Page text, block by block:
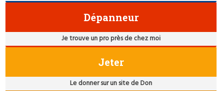
Dépanneur
Je trouve un pro près de chez moi
Jeter
Le donner sur un site de Don